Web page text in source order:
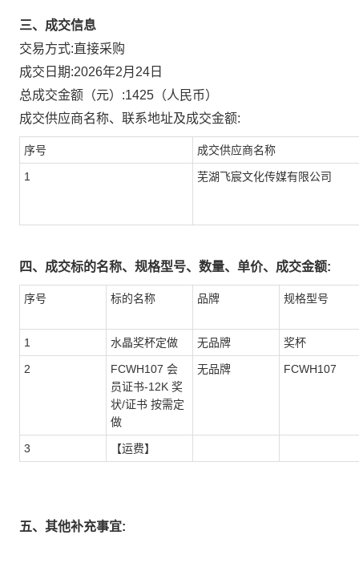
三、成交信息
交易方式:直接采购
成交日期:2026年2月24日
总成交金额（元）:1425 （人民币）
成交供应商名称、联系地址及成交金额:
序号 成交供应商名称
1 芜湖飞宸文化传媒有限公司
四、成交标的名称、规格型号、数量、单价、成交金额:
序号 标的名称 品牌 规格型号
1 水晶奖杯定做 无品牌 奖杯
2
FCWH107 会
员证书-12K 奖
状/证书 按需定
做
无品牌 FCWH107
3 【运费】
五、其他补充事宜: